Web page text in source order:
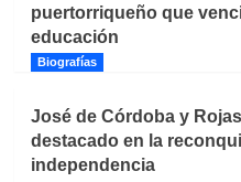
puertorriqueño que
educación
Biografías
José de Córdoba y
destacado en la
independencia